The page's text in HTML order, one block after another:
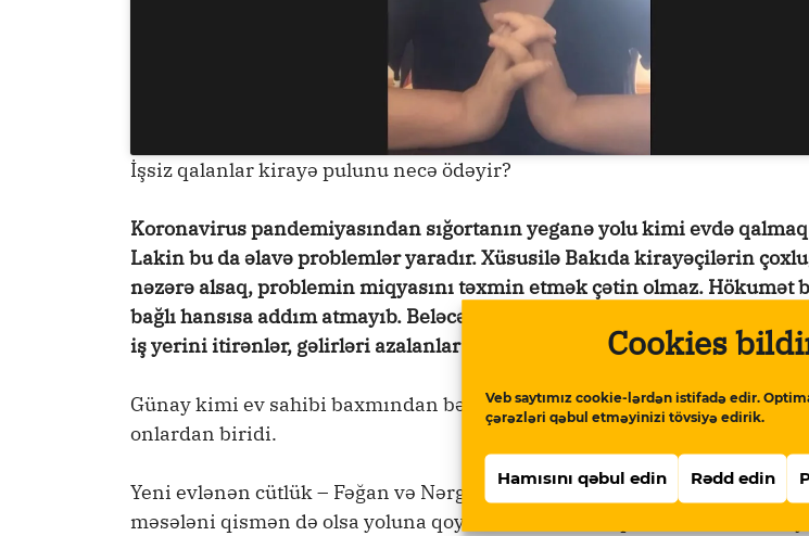
Cookies
Veb saytımız cookie-lərdən istifadə edir.
çərəzləri qəbul etməyinizi tövsiyə edirik.
Hamısını qəbul edin Rədd edin
İşsiz qalanlar kirayə pulunu necə ödəyir?
Koronavirus pandemiyasından sığortanın yeganə yolu kimi evdə
Lakin bu da əlavə problemlər yaradır. Xüsusilə Bakıda kirayəçilərin
nəzərə alsaq, problemin miqyasını təxmin etmək çətin olmaz. Hökumət
bağlı hansısa addım atmayıb. Beləcə, hər şey vətəndaşların öz öhdəsində
iş yerini itirənlər, gəlirləri azalanlar kirayə haqqını necə ödəyir?
Günay kimi ev sahibi baxmından bəxti gətirməyənlər də var. Xanım
onlardan biridi.
Yeni evlənən cütlük – Fəğan və Nərgiz də işlə bağlı problemlər yaşayır.
məsələni qismən də olsa yoluna qoya biliblər. Amma problem təkcə kirayə